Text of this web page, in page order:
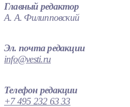
Главный редактор
А. А. Филипповский
Эл. почта редакции
info@vesti.ru
Телефон редакции
+7 495 232 63 33